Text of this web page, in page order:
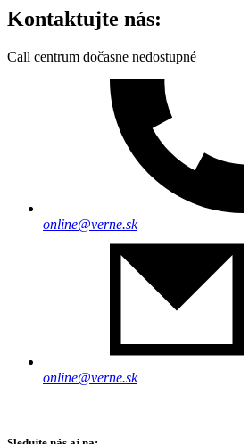
Kontaktujte nás:
Call centrum dočasne nedostupné
online@verne.sk
online@verne.sk